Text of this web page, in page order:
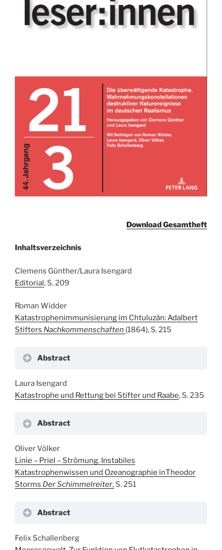
Download Gesamtheft
Inhaltsverzeichnis
Clemens Günther/Laura Isengard
Editorial, S. 209
Roman Widder
Katastrophenimmunisierung im Chtuluzän: Adalbert
Stifters Nachkommenschaften (1864), S. 215
Abstract
Laura Isengard
Katastrophe und Rettung bei Stifter und Raabe, S. 235
Abstract
Oliver Völker
Linie – Priel – Strömung. Instabiles
Katastrophenwissen und Ozeanographie inTheodor
Storms Der Schimmelreiter, S. 251
Abstract
Felix Schallenberg